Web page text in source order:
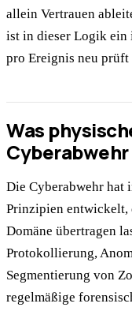
allein Vertrauen
ist in dieser Logik ein
pro Ereignis neu prüft
Was
Die Cyberabwehr hat
Prinzipien entwickelt,
Domäne übertragen
Protokollierung,
Segmentierung von
regelmäßige